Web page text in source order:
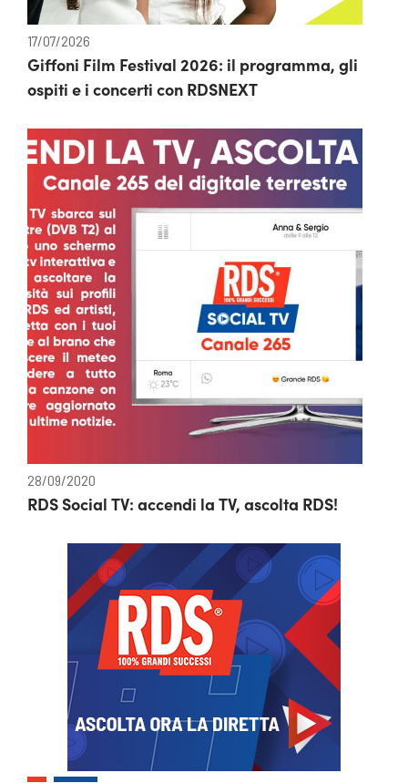
17/07/2026
Giffoni Film Festival 2026: il programma, gli
ospiti e i concerti con RDSNEXT
28/09/2020
RDS Social TV: accendi la TV, ascolta RDS!